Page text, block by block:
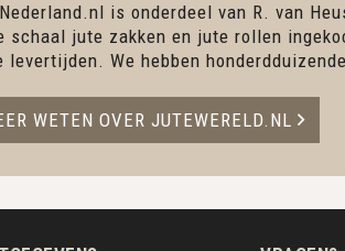
is onderdeel van R. van
schaal jute zakken en jute rollen
levertijden. We hebben
WETEN OVER JUTEWERELD.NL